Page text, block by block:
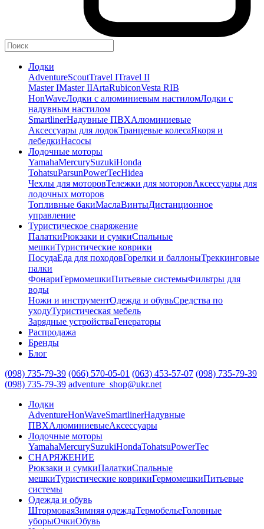
Лодки
AdventureScoutTravel ITravel II
Master IMaster IIArtaRubiconVesta RIB
HonWaveЛодки с алюминиевым настиломЛодки с
надувным настилом
SmartlinerНадувные ПВХАлюминиевые
Аксессуары для лодокТранцевые колесаЯкоря и
лебедкиНасосы
Лодочные моторы
YamahaMercurySuzukiHonda
TohatsuParsunPowerTecHidea
Чехлы для моторовТележки для моторовАксессуары для
лодочных моторов
Топливные бакиМаслаВинтыДистанционное
управление
Туристическое снаряжение
ПалаткиРюкзаки и сумкиСпальные
мешкиТуристические коврики
ПосудаЕда для походовГорелки и баллоныТреккинговые
палки
ФонариГермомешкиПитьевые системыФильтры для
воды
Ножи и инструментОдежда и обувьСредства по
уходуТуристическая мебель
Зарядные устройстваГенераторы
Распродажа
Бренды
Блог
(098) 735-79-39 (066) 570-05-01 (063) 453-57-07 (098) 735-79-39
(098) 735-79-39 adventure_shop@ukr.net
Лодки
AdventureHonWaveSmartlinerНадувные
ПВХАлюминиевыеАксессуары
Лодочные моторы
YamahaMercurySuzukiHondaTohatsuPowerTec
СНАРЯЖЕНИЕ
Рюкзаки и сумкиПалаткиСпальные
мешкиТуристические коврикиГермомешкиПитьевые
системы
Одежда и обувь
ШтормоваяЗимняя одеждаТермобельеГоловные
уборыОчкиОбувь